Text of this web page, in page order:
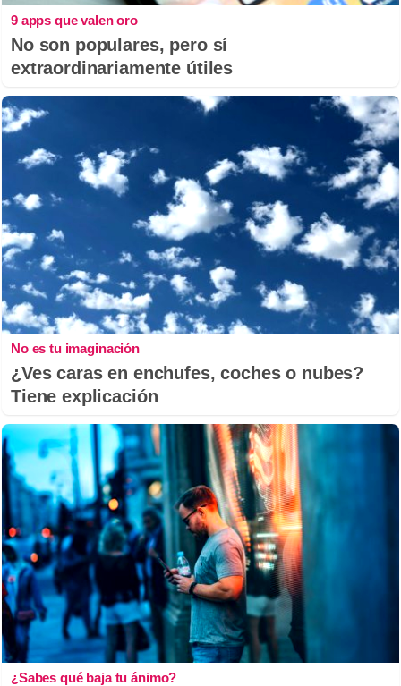
9 apps que valen oro
No son populares, pero sí
extraordinariamente útiles
No es tu imaginación
¿Ves caras en enchufes, coches o nubes?
Tiene explicación
¿Sabes qué baja tu ánimo?